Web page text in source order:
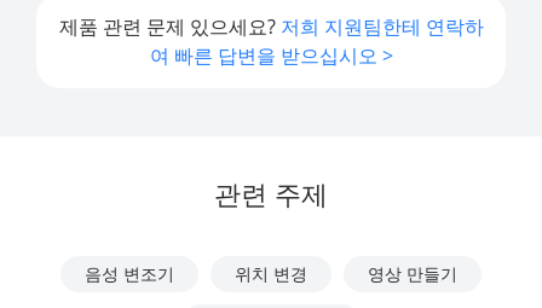
제품 관련 문제 있으세요? 저희 지원팀한테 연락하
여 빠른 답변을 받으십시오 >
관련 주제
음성 변조기 위치 변경 영상 만들기